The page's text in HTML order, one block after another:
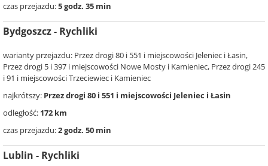
czas przejazdu:5 godz. 35 min
Bydgoszcz - Rychliki
warianty przejazdu: Przez drogi 80 i 551 i miejscowości Jeleniec i Łasin,
Przez drogi 5 i 397 i miejscowości Nowe Mosty i Kamieniec, Przez drogi 245
i 91 i miejscowości Trzeciewiec i Kamieniec
najkrótszy: Przez drogi 80 i 551 i miejscowości Jeleniec i Łasin
odległość: 172 km
czas przejazdu:2 godz. 50 min
Lublin - Rychliki